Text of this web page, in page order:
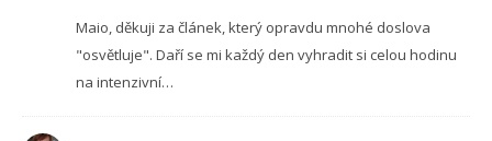
Maio, děkuji za článek, který opravdu mnohé doslova
"osvětluje". Daří se mi každý den vyhradit si celou hodinu
na intenzivní…